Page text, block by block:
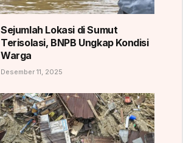
Sejumlah Lokasi di Sumut
Terisolasi, BNPB Ungkap Kondisi
Warga
Desember 11, 2025